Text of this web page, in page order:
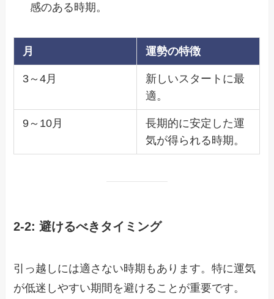
感のある時期。
月 運勢の特徴
3～4月
新しいスタートに最
適。
9～10月
長期的に安定した運
気が得られる時期。
2-2: 避けるべきタイミング
引っ越しには適さない時期もあります。特に運気
が低迷しやすい期間を避けることが重要です。